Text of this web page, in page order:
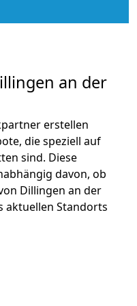
an der
erstellen
die speziell auf
sind. Diese
davon, ob
Dillingen an der
aktuellen Standorts